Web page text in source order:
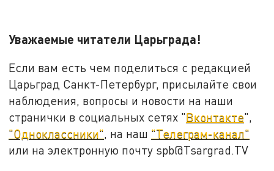
Уважаемые читатели Царьграда!
Если вам есть чем поделиться с редакцией
Царьград Санкт-Петербург, присылайте свои
наблюдения, вопросы и новости на наши
странички в социальных сетях "Вконтакте",
"Одноклассники", на наш "Телеграм-канал"
или на электронную почту spb@Tsargrad.TV